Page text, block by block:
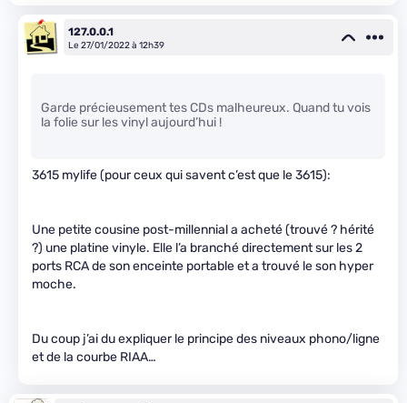
127.0.0.1
Le 27/01/2022 à 12h39
Garde précieusement tes CDs malheureux. Quand tu vois
la folie sur les vinyl aujourd’hui !
3615 mylife (pour ceux qui savent c’est que le 3615):
Une petite cousine post-millennial a acheté (trouvé ? hérité
?) une platine vinyle. Elle l’a branché directement sur les 2
ports RCA de son enceinte portable et a trouvé le son hyper
moche.
Du coup j’ai du expliquer le principe des niveaux phono/ligne
et de la courbe RIAA…